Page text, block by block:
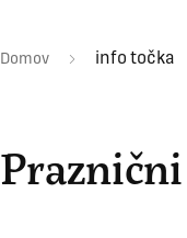
Domov info točka